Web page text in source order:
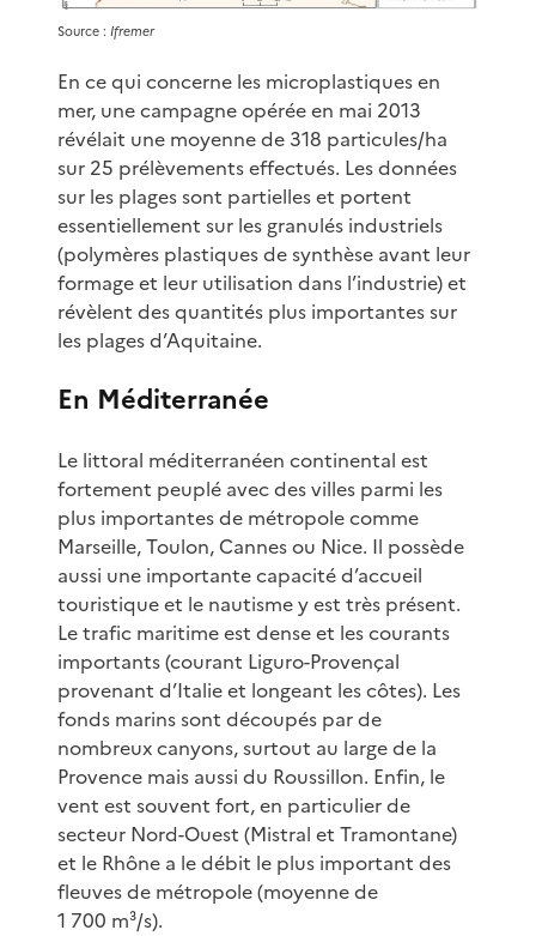
Source : Ifremer
En ce qui concerne les microplastiques en
mer, une campagne opérée en mai 2013
révélait une moyenne de 318 particules/ha
sur 25 prélèvements effectués. Les données
sur les plages sont partielles et portent
essentiellement sur les granulés industriels
(polymères plastiques de synthèse avant leur
formage et leur utilisation dans l’industrie) et
révèlent des quantités plus importantes sur
les plages d’Aquitaine.
En Méditerranée
Le littoral méditerranéen continental est
fortement peuplé avec des villes parmi les
plus importantes de métropole comme
Marseille, Toulon, Cannes ou Nice. Il possède
aussi une importante capacité d’accueil
touristique et le nautisme y est très présent.
Le trafic maritime est dense et les courants
importants (courant Liguro-Provençal
provenant d’Italie et longeant les côtes). Les
fonds marins sont découpés par de
nombreux canyons, surtout au large de la
Provence mais aussi du Roussillon. Enfin, le
vent est souvent fort, en particulier de
secteur Nord-Ouest (Mistral et Tramontane)
et le Rhône a le débit le plus important des
fleuves de métropole (moyenne de
1 700 m³/s).